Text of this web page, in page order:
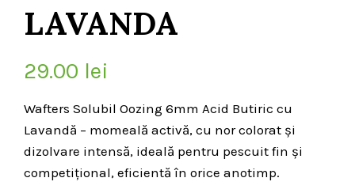
LAVANDA
29.00 lei
Wafters Solubil Oozing 6mm Acid Butiric cu
Lavandă – momeală activă, cu nor colorat și
dizolvare intensă, ideală pentru pescuit fin și
competițional, eficientă în orice anotimp.